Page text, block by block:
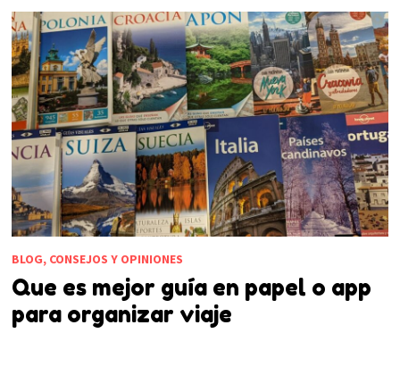
BLOG, CONSEJOS Y OPINIONES
Que es mejor guía en papel o app
para organizar viaje